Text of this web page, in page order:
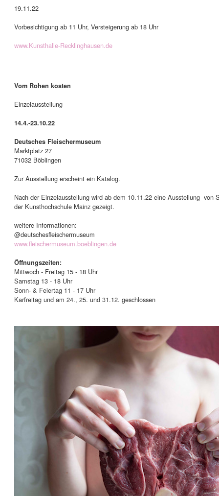
19.11.22
Vorbesichtigung ab 11 Uhr, Versteigerung ab 18 Uhr
www.Kunsthalle-Recklinghausen.de
Vom Rohen kosten
Einzelausstellung
14.4.-23.10.22
Deutsches Fleischermuseum
Marktplatz 27
71032 Böblingen
Zur Ausstellung erscheint ein Katalog.
Nach der Einzelausstellung wird ab dem 10.11.22 eine Ausstellung von
der Kunsthochschule Mainz gezeigt.
weitere Informationen:
@deutschesfleischermuseum
www.fleischermuseum.boeblingen.de
Öffnungszeiten:
Mittwoch - Freitag 15 - 18 Uhr
Samstag 13 - 18 Uhr
Sonn- & Feiertag 11 - 17 Uhr
Karfreitag und am 24., 25. und 31.12. geschlossen